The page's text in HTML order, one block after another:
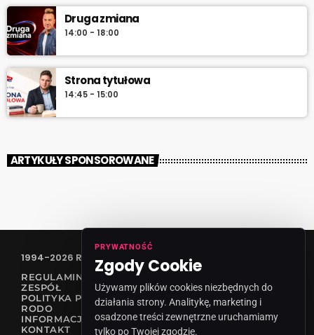
Druga zmiana
14:00 - 18:00
Strona tytułowa
14:45 - 15:00
ARTYKUŁY SPONSOROWANE
1994-2026 RADIO VANESSA SPÓŁKA Z O.O
REGULAMIN KONKURSÓW
ZESPÓŁ
POLITYKA PRYWATNOŚCI
RODO
INFORMACJA O NADAWCY
KONTAKT
PRYWATNOŚĆ
Zgody Cookie
Używamy plików cookies niezbędnych do
działania strony. Analitykę, marketing i
osadzone treści zewnętrzne uruchamiamy
tylko po Twojej zgodzie.